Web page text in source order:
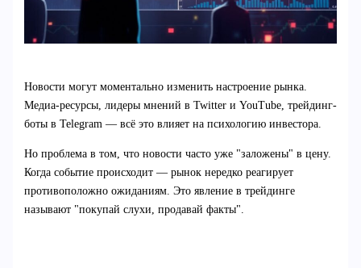
Новости могут моментально изменить настроение рынка.
Медиа-ресурсы, лидеры мнений в Twitter и YouTube, трейдинг-
боты в Telegram — всё это влияет на психологию инвестора.
Но проблема в том, что новости часто уже "заложены" в цену.
Когда событие происходит — рынок нередко реагирует
противоположно ожиданиям. Это явление в трейдинге
называют "покупай слухи, продавай факты".